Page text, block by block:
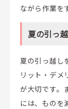
ながら作業を
夏の引っ
夏の引っ越し
リット・デメ
が大切です。
には、ものを